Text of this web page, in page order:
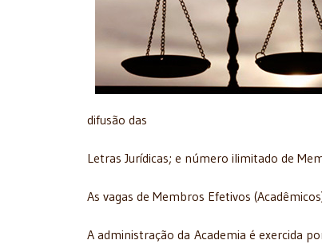
difusão das
Letras Jurídicas; e número ilimitado de
As vagas de Membros Efetivos
A administração da Academia é exercida